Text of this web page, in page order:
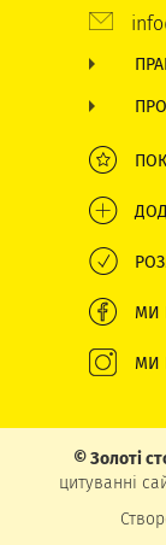
МИ
МИ
© Золоті
цитуванні